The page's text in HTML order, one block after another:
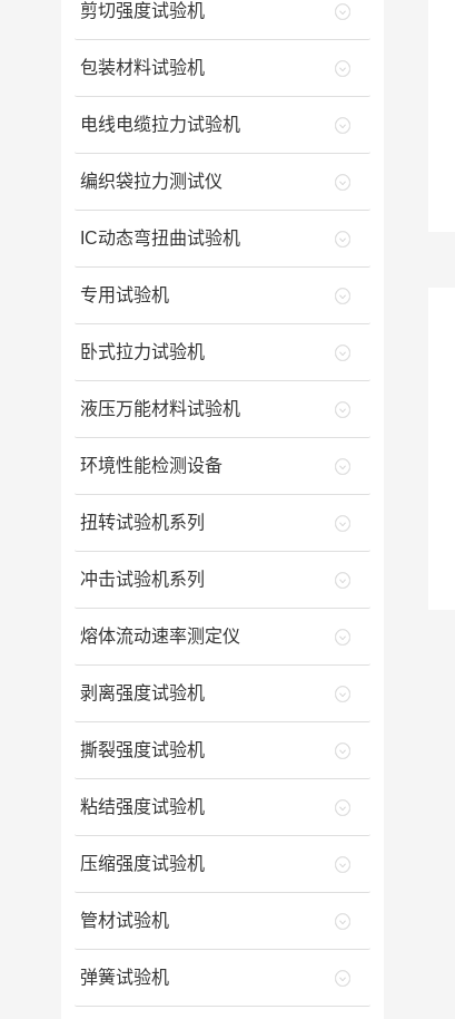
剪切强度试验机
包装材料试验机
电线电缆拉力试验机
编织袋拉力测试仪
IC动态弯扭曲试验机
专用试验机
卧式拉力试验机
液压万能材料试验机
环境性能检测设备
扭转试验机系列
冲击试验机系列
熔体流动速率测定仪
剥离强度试验机
撕裂强度试验机
粘结强度试验机
压缩强度试验机
管材试验机
弹簧试验机